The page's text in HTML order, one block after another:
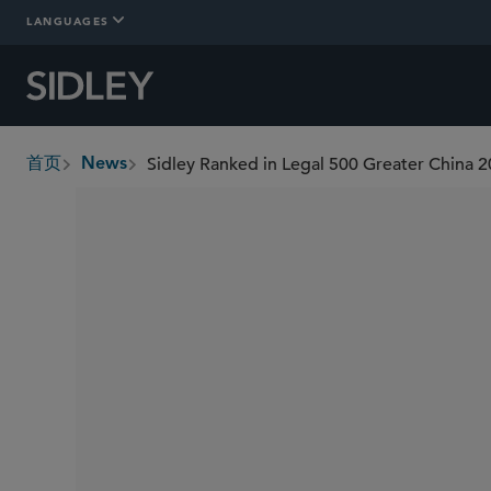
LANGUAGES
breadcrumbs
首页 News Sidley Ranked in Legal 500 Greater China